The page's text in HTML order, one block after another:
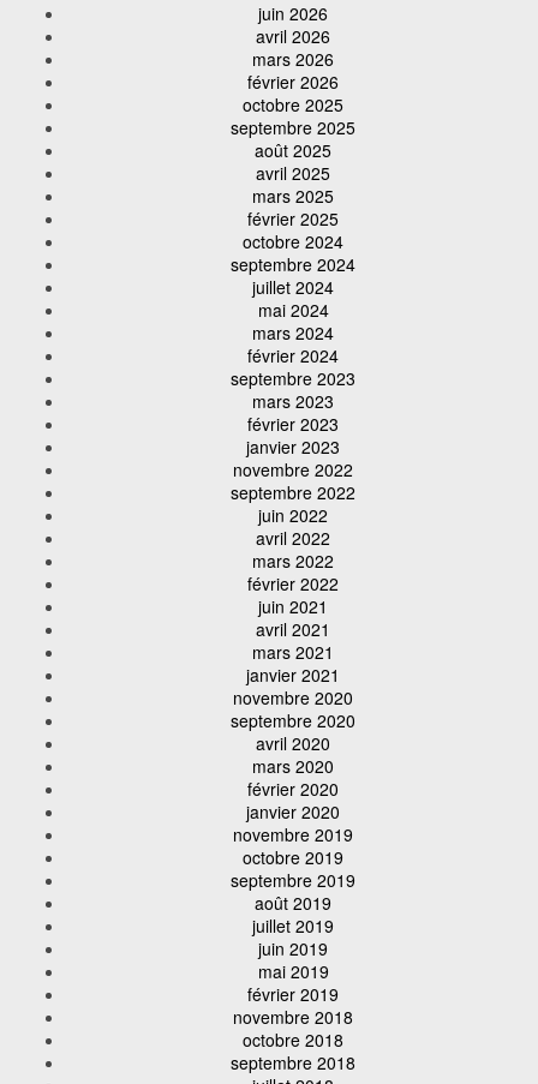
juin 2026
avril 2026
mars 2026
février 2026
octobre 2025
septembre 2025
août 2025
avril 2025
mars 2025
février 2025
octobre 2024
septembre 2024
juillet 2024
mai 2024
mars 2024
février 2024
septembre 2023
mars 2023
février 2023
janvier 2023
novembre 2022
septembre 2022
juin 2022
avril 2022
mars 2022
février 2022
juin 2021
avril 2021
mars 2021
janvier 2021
novembre 2020
septembre 2020
avril 2020
mars 2020
février 2020
janvier 2020
novembre 2019
octobre 2019
septembre 2019
août 2019
juillet 2019
juin 2019
mai 2019
février 2019
novembre 2018
octobre 2018
septembre 2018